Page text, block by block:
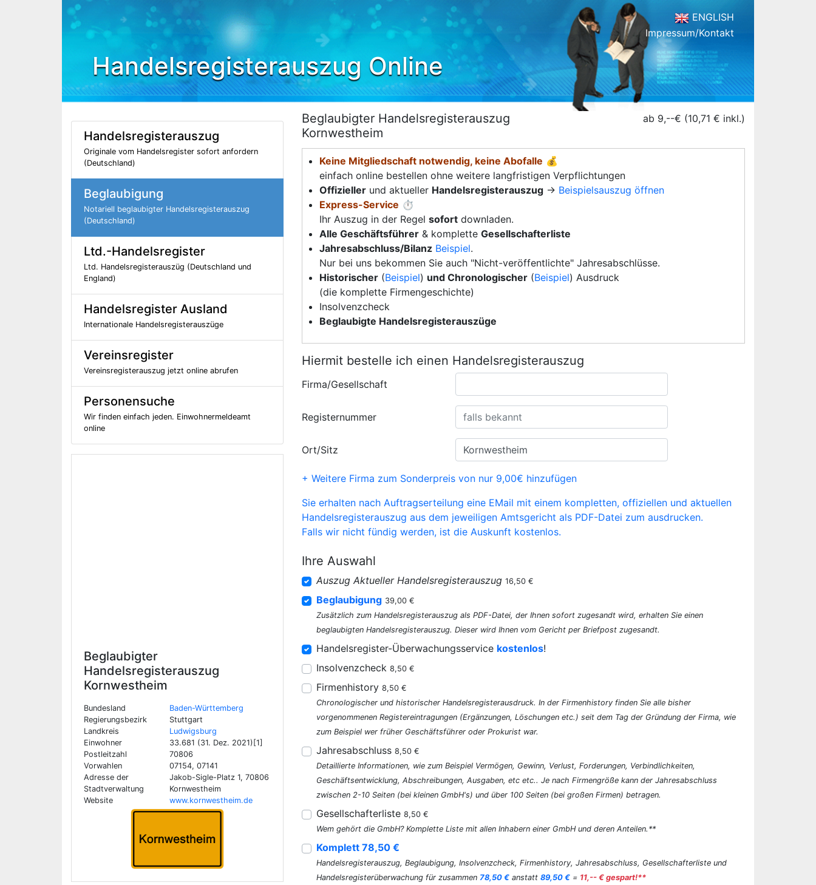
Handelsregisterauszug Online
ENGLISH
Impressum/Kontakt
Handelsregisterauszug
Originale vom Handelsregister sofort anfordern
(Deutschland)
Beglaubigung
Notariell beglaubigter Handelsregisterauszug
(Deutschland)
Ltd.-Handelsregister
Ltd. Handelsregisterauszüg (Deutschland und
England)
Handelsregister Ausland
Internationale Handelsregisterauszüge
Vereinsregister
Vereinsregisterauszug jetzt online abrufen
Personensuche
Wir finden einfach jeden. Einwohnermeldeamt
online
Beglaubigter
Handelsregisterauszug
Kornwestheim
Bundesland
Baden-Württemberg
Regierungsbezirk
Stuttgart
Landkreis
Ludwigsburg
Einwohner
33.681 (31. Dez. 2021)[1]
Postleitzahl
70806
Vorwahlen
07154, 07141
Adresse der
Stadtverwaltung
Jakob-Sigle-Platz 1, 70806
Kornwestheim
Website
www.kornwestheim.de
Beglaubigter Handelsregisterauszug
Kornwestheim
ab 9,--€ (10,71 € inkl.)
Keine Mitgliedschaft notwendig, keine Abofalle 💰
einfach online bestellen ohne weitere langfristigen Verpflichtungen
Offizieller und aktueller Handelsregisterauszug → Beispielsauszug öffnen
Express-Service ⏱️
Ihr Auszug in der Regel sofort downladen.
Alle Geschäftsführer & komplette Gesellschafterliste
Jahresabschluss/Bilanz Beispiel.
Nur bei uns bekommen Sie auch "Nicht-veröffentlichte" Jahresabschlüsse.
Historischer (Beispiel) und Chronologischer (Beispiel) Ausdruck
(die komplette Firmengeschichte)
Insolvenzcheck
Beglaubigte Handelsregisterauszüge
Hiermit bestelle ich einen Handelsregisterauszug
Firma/Gesellschaft
Registernummer
Ort/Sitz
+ Weitere Firma zum Sonderpreis von nur 9,00€ hinzufügen
Sie erhalten nach Auftragserteilung eine EMail mit einem kompletten, offiziellen und aktuellen
Handelsregisterauszug aus dem jeweiligen Amtsgericht als PDF-Datei zum ausdrucken.
Falls wir nicht fündig werden, ist die Auskunft kostenlos.
Ihre Auswahl
Auszug Aktueller Handelsregisterauszug 16,50 €
Beglaubigung 39,00 €
Zusätzlich zum Handelsregisterauszug als PDF-Datei, der Ihnen sofort zugesandt wird, erhalten Sie einen
beglaubigten Handelsregisterauszug. Dieser wird Ihnen vom Gericht per Briefpost zugesandt.
Handelsregister-Überwachungsservice kostenlos!
Insolvenzcheck 8,50 €
Firmenhistory 8,50 €
Chronologischer und historischer Handelsregisterausdruck. In der Firmenhistory finden Sie alle bisher
vorgenommenen Registereintragungen (Ergänzungen, Löschungen etc.) seit dem Tag der Gründung der Firma, wie
zum Beispiel wer früher Geschäftsführer oder Prokurist war.
Jahresabschluss 8,50 €
Detaillierte Informationen, wie zum Beispiel Vermögen, Gewinn, Verlust, Forderungen, Verbindlichkeiten,
Geschäftsentwicklung, Abschreibungen, Ausgaben, etc etc.. Je nach Firmengröße kann der Jahresabschluss
zwischen 2-10 Seiten (bei kleinen GmbH's) und über 100 Seiten (bei großen Firmen) betragen.
Gesellschafterliste 8,50 €
Wem gehört die GmbH? Komplette Liste mit allen Inhabern einer GmbH und deren Anteilen.**
Komplett 78,50 €
Handelsregisterauszug, Beglaubigung, Insolvenzcheck, Firmenhistory, Jahresabschluss, Gesellschafterliste und
Handelsregisterüberwachung für zusammen 78,50 € anstatt 89,50 € = 11,-- € gespart!**